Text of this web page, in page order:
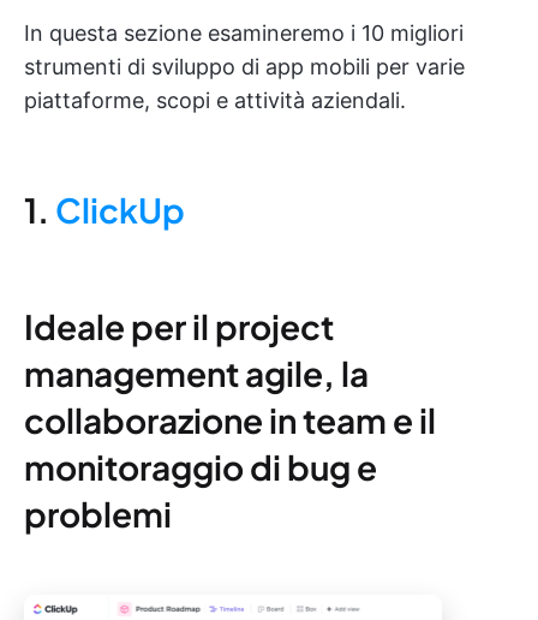
In questa sezione esamineremo i 10 migliori
strumenti di sviluppo di app mobili per varie
piattaforme, scopi e attività aziendali.
1. ClickUp
Ideale per il project
management agile, la
collaborazione in team e il
monitoraggio di bug e
problemi